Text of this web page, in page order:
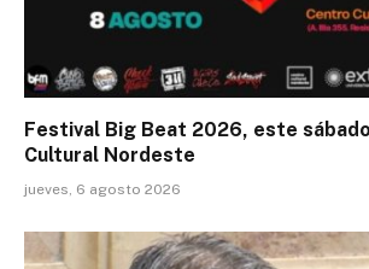
Festival Big Beat 2026, este
Cultural Nordeste
jueves, 6 agosto 2026